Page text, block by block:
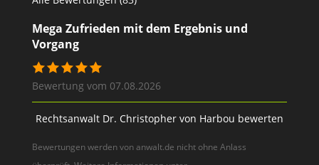
Mega Zufrieden mit dem Ergebnis und
Vorgang
Bewertung vom 07.08.2026
Rechtsanwalt Dr. Christopher von Harbou bewerten
Bewertungen werden von anwalt.de nicht ohne Anlass